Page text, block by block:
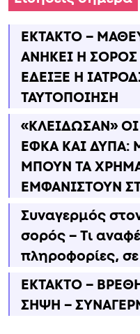
ΕΚΤΑΚΤΟ –
ΑΝΗΚΕΙ Η ΣΟΡΟΣ
ΕΔΕΙΞΕ Η
ΤΑΥΤΟΠΟΙΗΣΗ
«ΚΛΕΙΔΩΣΑΝ»
ΕΦΚΑ ΚΑΙ ΔΥΠΑ:
ΜΠΟΥΝ ΤΑ
ΕΜΦΑΝΙΣΤΟΥΝ
Συναγερμός
σορός – Τι
πληροφορίες,
ΕΚΤΑΚΤΟ –
ΣΗΨΗ –